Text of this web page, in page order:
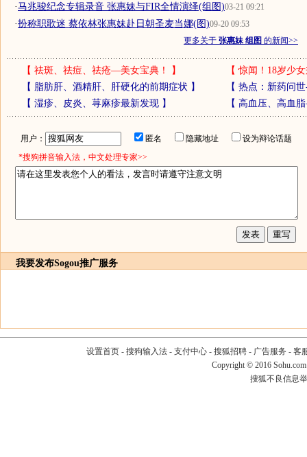
·马兆骏纪念专辑录音 张惠妹与FIR全情演绎(组图)03-21 09:21
·扮称职歌迷 蔡依林张惠妹赴日朝圣麦当娜(图)09-20 09:53
更多关于 张惠妹 组图 的新闻>>
【 祛斑、祛痘、祛疮—美女宝典！ 】 【惊闻！18岁少
【 脂肪肝、酒精肝、肝硬化的前期症状 】 【 热点：新药问
【 湿疹、皮炎、荨麻疹最新发现】 【 高血压、高血
用户： 匿名 隐藏地址
设为辩论话题
*搜狗拼音输入法，中文处理专家>>
我要发布Sogou推广服务
设置首页- 搜狗输入法- 支付中心- 搜狐招聘- 广告服务 - 客
Copyright © 2016
搜狐不良信息